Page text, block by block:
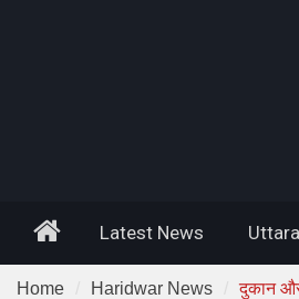
HomeLatest News
Home Haridwar News दुकान और